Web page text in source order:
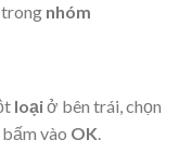
trong nhóm
loạiở bên trái, chọn
vào OK.